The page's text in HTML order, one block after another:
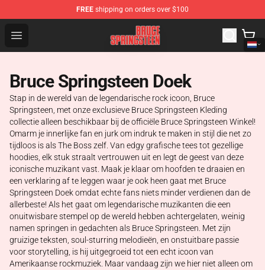
FREE shipping on orders over $100
Open menu
Bruce Springsteen Store - Official Bruce Springsteen
Bruce Springsteen Doek
Stap in de wereld van de legendarische rock icoon, Bruce
Springsteen, met onze exclusieve Bruce Springsteen Kleding
collectie alleen beschikbaar bij de officiële Bruce Springsteen Winkel!
Omarm je innerlijke fan en jurk om indruk te maken in stijl die net zo
tijdloos is als The Boss zelf. Van edgy grafische tees tot gezellige
hoodies, elk stuk straalt vertrouwen uit en legt de geest van deze
iconische muzikant vast. Maak je klaar om hoofden te draaien en
een verklaring af te leggen waar je ook heen gaat met Bruce
Springsteen Doek omdat echte fans niets minder verdienen dan de
allerbeste! Als het gaat om legendarische muzikanten die een
onuitwisbare stempel op de wereld hebben achtergelaten, weinig
namen springen in gedachten als Bruce Springsteen. Met zijn
gruizige teksten, soul-sturring melodieën, en onstuitbare passie
voor storytelling, is hij uitgegroeid tot een echt icoon van
Amerikaanse rockmuziek. Maar vandaag zijn we hier niet alleen om